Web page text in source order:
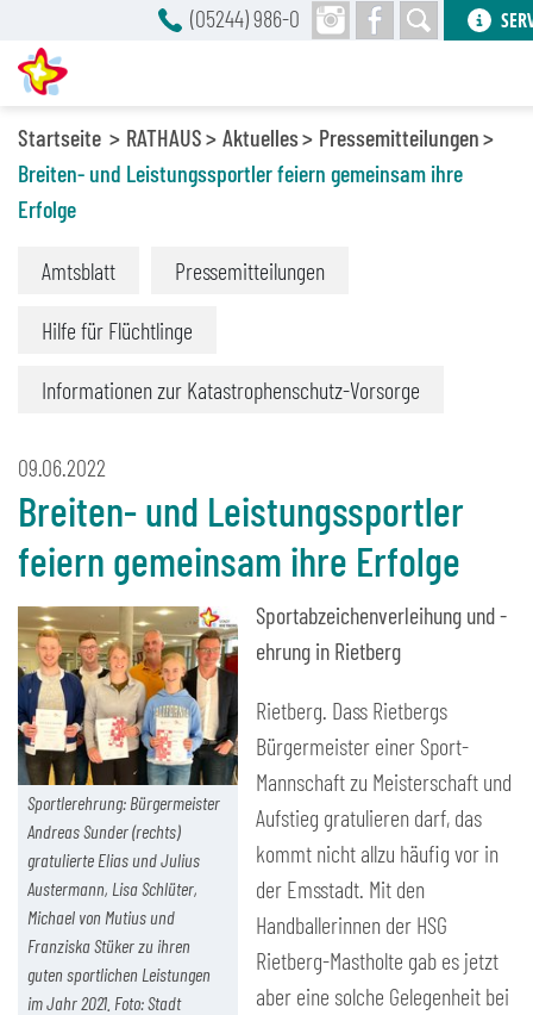
Startseite RATHAUS Aktuelles
Pressemitteilungen
Breiten- und Leistungssportler feiern gemeinsam ihre
Erfolge
Amtsblatt Pressemitteilungen
Hilfe für Flüchtlinge
Informationen zur Katastrophenschutz-Vorsorge
09.06.2022
Breiten- und Leistungssportler
feiern gemeinsam ihre Erfolge
Sportlerehrung: Bürgermeister
Andreas Sunder (rechts)
gratulierte Elias und Julius
Austermann, Lisa Schlüter,
Michael von Mutius und
Franziska Stüker zu ihren
guten sportlichen Leistungen
im Jahr 2021. Foto: Stadt
Sportabzeichenverleihung und -
ehrung in Rietberg
Rietberg. Dass Rietbergs
Bürgermeister einer Sport-
Mannschaft zu Meisterschaft und
Aufstieg gratulieren darf, das
kommt nicht allzu häufig vor in
der Emsstadt. Mit den
Handballerinnen der HSG
Rietberg-Mastholte gab es jetzt
aber eine solche Gelegenheit bei
(05244) 986-0